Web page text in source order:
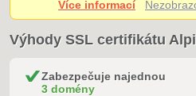
Více informací
Výhody SSL certifikátu
Zabezpečuje najednou
3 domény